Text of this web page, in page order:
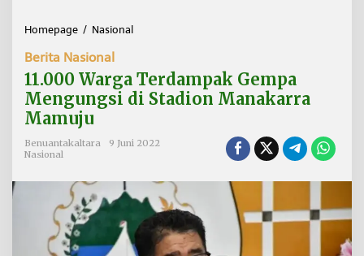
Homepage / Nasional
0
0
0
r
e
d
a
Berita Nasional
11.000 Warga Terdampak Gempa
Mengungsi di Stadion Manakarra
Mamuju
Benuantakaltara
9 Juni 2022
Nasional